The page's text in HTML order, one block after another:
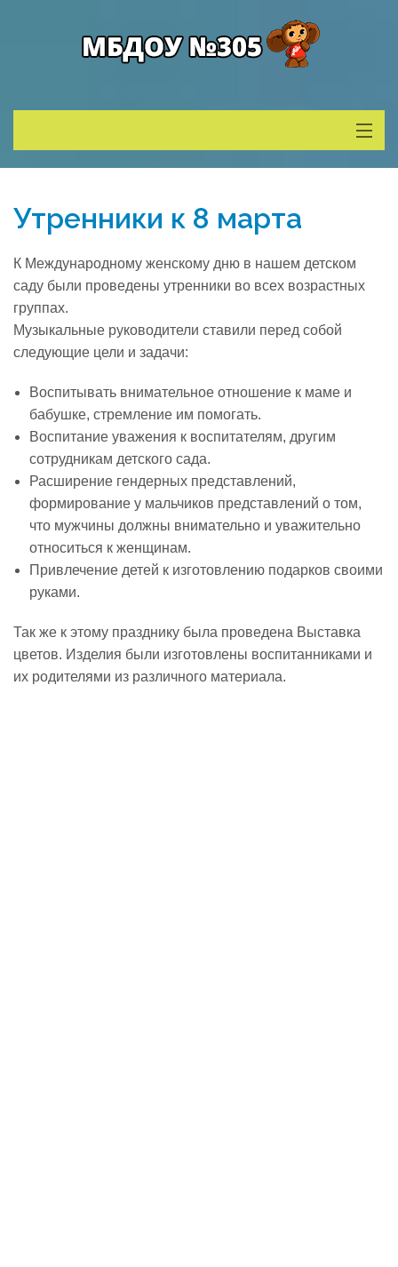
Деятельность
Родителям
Учитель года
Противодействие коррупции
Реализация соц заказа
Напишите нам
Утренники к 8 марта
К Международному женскому дню в нашем детском
саду были проведены утренники во всех возрастных
группах.
Музыкальные руководители ставили перед собой
следующие цели и задачи:
Воспитывать внимательное отношение к маме и
бабушке, стремление им помогать.
Воспитание уважения к воспитателям, другим
сотрудникам детского сада.
Расширение гендерных представлений,
формирование у мальчиков представлений о том,
что мужчины должны внимательно и уважительно
относиться к женщинам.
Привлечение детей к изготовлению подарков своими
руками.
Так же к этому празднику была проведена Выставка
цветов. Изделия были изготовлены воспитанниками и
их родителями из различного материала.